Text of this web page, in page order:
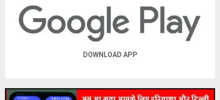
DOWNLOAD APP